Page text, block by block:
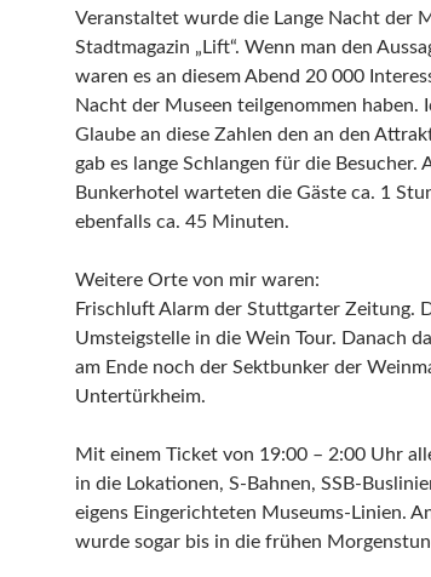
Veranstaltet wurde die Lange Nacht der
Stadtmagazin „Lift“. Wenn man den
waren es an diesem Abend 20 000
Nacht der Museen teilgenommen haben.
Glaube an diese Zahlen den an den
gab es lange Schlangen für die Besucher.
Bunkerhotel warteten die Gäste ca. 1
ebenfalls ca. 45 Minuten.
Weitere Orte von mir waren:
Frischluft Alarm der Stuttgarter Zeitung.
Umsteigstelle in die Wein Tour. Danach
am Ende noch der Sektbunker der
Untertürkheim.
Mit einem Ticket von 19:00 – 2:00 Uhr
in die Lokationen, S-Bahnen, SSB-
eigens Eingerichteten Museums-Linien.
wurde sogar bis in die frühen